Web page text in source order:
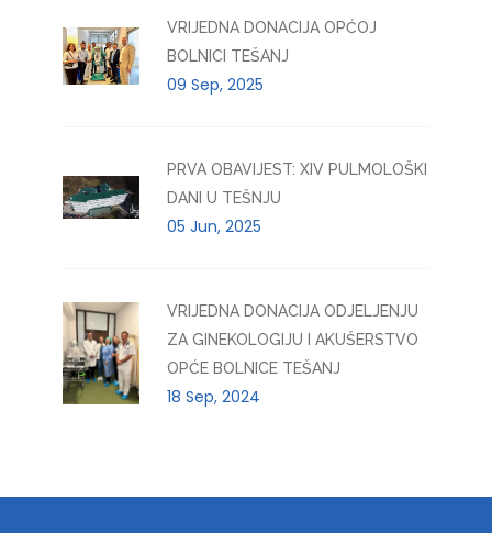
VRIJEDNA DONACIJA OPĆOJ
BOLNICI TEŠANJ
09 Sep, 2025
PRVA OBAVIJEST: XIV PULMOLOŠKI
DANI U TEŠNJU
05 Jun, 2025
VRIJEDNA DONACIJA ODJELJENJU
ZA GINEKOLOGIJU I AKUŠERSTVO
OPĆE BOLNICE TEŠANJ
18 Sep, 2024